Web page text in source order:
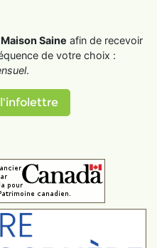
Saine afin de recevoir
de votre choix :
.
l'infolettre